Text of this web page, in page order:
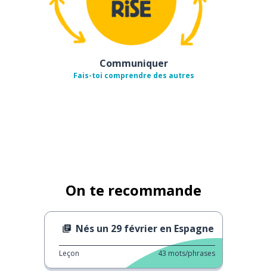
Communiquer
Fais-toi comprendre des autres
On te recommande
Nés un 29 février en Espagne
Leçon 43 mots/phrases